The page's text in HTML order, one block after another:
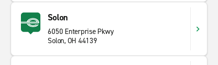
Solon
6050 Enterprise Pkwy
Solon, OH 44139